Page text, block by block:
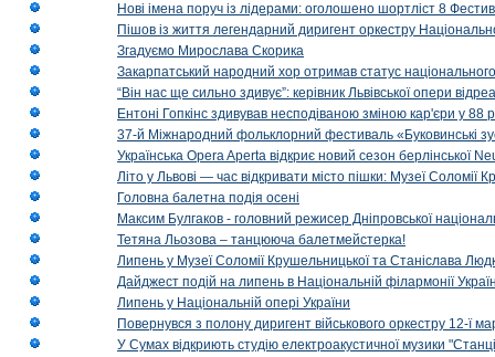
Нові імена поруч із лідерами: оголошено шортліст 8
Пішов із життя легендарний диригент оркестру
Згадуємо Мирослава Скорика
Закарпатський народний хор отримав статус національного
“Він нас ще сильно здивує”: керівник Львівської опери
Ентоні Гопкінс здивував несподіваною зміною кар'єри у 88
37-й Міжнародний фольклорний фестиваль «Буковинські
Українська Opera Aperta відкриє новий сезон берлінської
Літо у Львові — час відкривати місто пішки: Музеї Соломії
Головна балетна подія осені
Максим Булгаков - головний режисер Дніпровської
Тетяна Льозова – танцююча балетмейстерка!
Липень у Музеї Соломії Крушельницької та Станіслава
Дайджест подій на липень в Національній філармонії
Липень у Національній опері України
Повернувся з полону диригент військового оркестру 12-ї
У Сумах відкриють студію електроакустичної музики